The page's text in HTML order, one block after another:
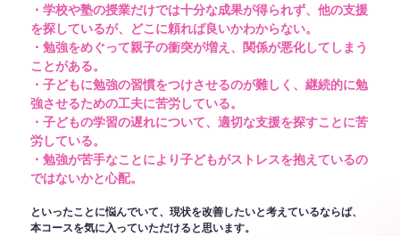
・学校や塾の授業だけでは十分な成果が得られず、他の支援
を探しているが、どこに頼れば良いかわからない。
・勉強をめぐって親子の衝突が増え、関係が悪化してしまう
ことがある。
・子どもに勉強の習慣をつけさせるのが難しく、継続的に勉
強させるための工夫に苦労している。
・子どもの学習の遅れについて、適切な支援を探すことに苦
労している。
・勉強が苦手なことにより子どもがストレスを抱えているの
ではないかと心配。
といったことに悩んでいて、現状を改善したいと考えているならば、
本コースを気に入っていただけると思います。